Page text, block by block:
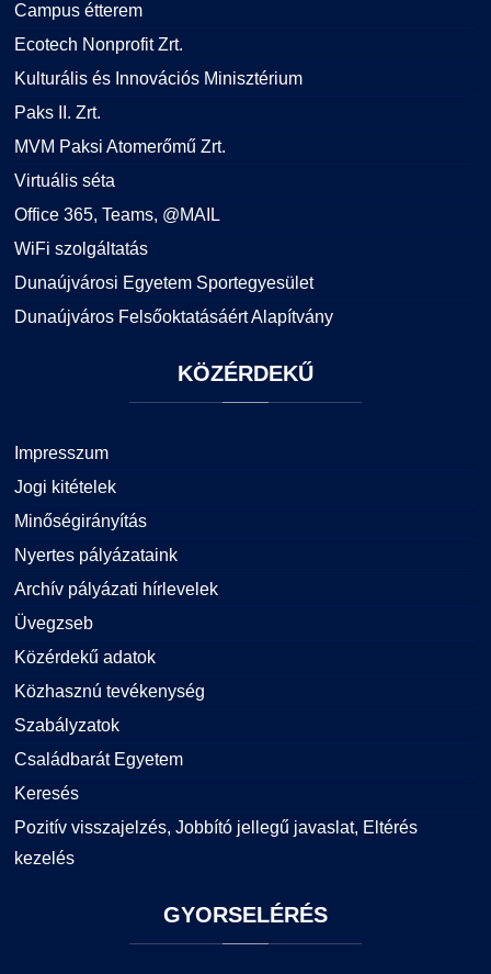
Campus étterem
Ecotech Nonprofit Zrt.
Kulturális és Innovációs Minisztérium
Paks II. Zrt.
MVM Paksi Atomerőmű Zrt.
Virtuális séta
Office 365, Teams, @MAIL
WiFi szolgáltatás
Dunaújvárosi Egyetem Sportegyesület
Dunaújváros Felsőoktatásáért Alapítvány
KÖZÉRDEKŰ
Impresszum
Jogi kitételek
Minőségirányítás
Nyertes pályázataink
Archív pályázati hírlevelek
Üvegzseb
Közérdekű adatok
Közhasznú tevékenység
Szabályzatok
Családbarát Egyetem
Keresés
Pozitív visszajelzés, Jobbító jellegű javaslat, Eltérés
kezelés
GYORSELÉRÉS